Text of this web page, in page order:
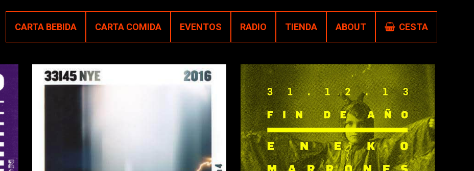
CARTA BEBIDA CARTA COMIDA EVENTOS RADIO TIENDA ABOUT CESTA